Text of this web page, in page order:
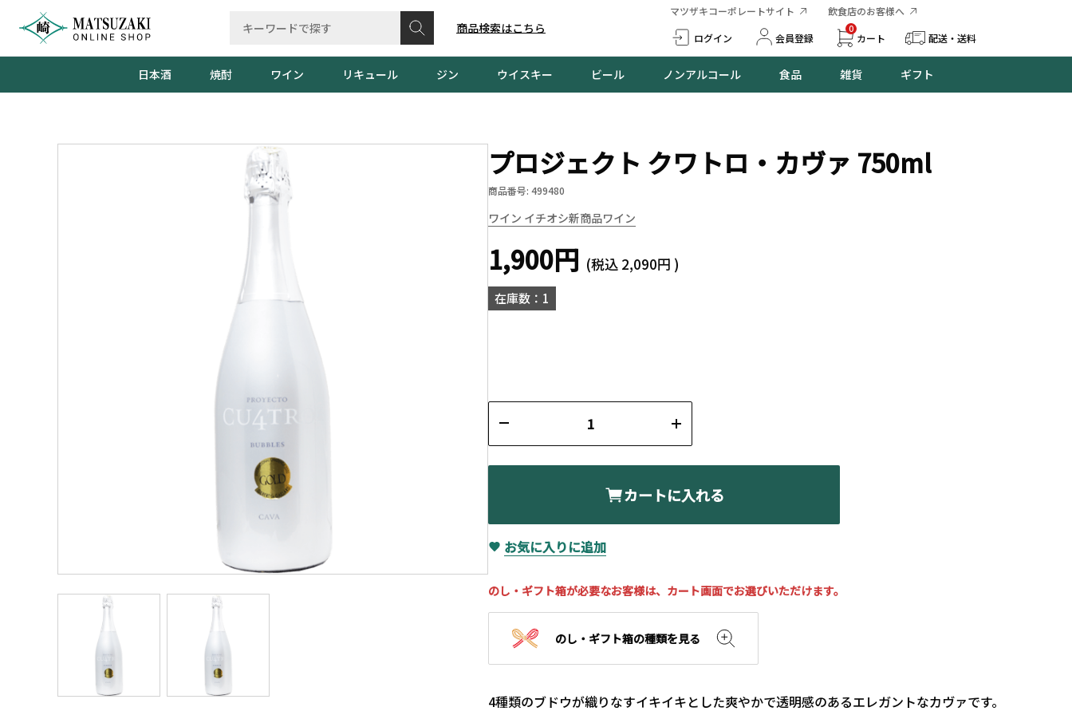
商品検索はこちら
マツザキコーポレートサイト
飲食店のお客様へ
ログイン
会員登録 カート
0
配送・送料
日本酒 焼酎 ワイン リキュール ジン ウイスキー ビール ノンアルコール 食品 雑貨 ギフト
プロジェクト クワトロ・カヴァ 750ml
商品番号: 499480
ワイン イチオシ新商品ワイン
1,900円 (税込 2,090円 )
在庫数：1
カートに入れる
お気に入りに追加
のし・ギフト箱が必要なお客様は、カート画面でお選びいただけます。
のし・ギフト箱の種類を見る
4種類のブドウが織りなすイキイキとした爽やかで透明感のあるエレガントなカヴァです。